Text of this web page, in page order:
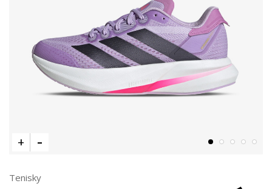
Tenisky